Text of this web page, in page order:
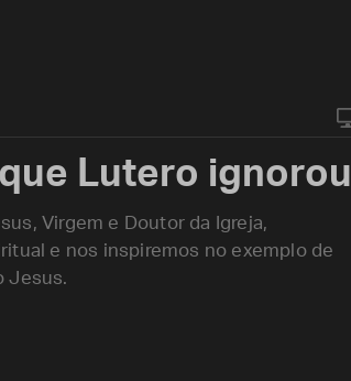
Lutero ignorou
Virgem e Doutor da Igreja,
e nos inspiremos no exemplo de
Jesus.